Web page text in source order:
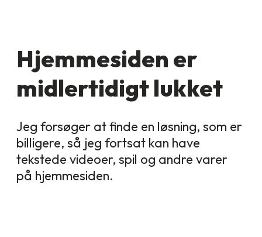
Hjemmesiden er
midlertidigt lukket
Jeg forsøger at finde en løsning, som er
billigere, så jeg fortsat kan have
tekstede videoer, spil og andre varer
på hjemmesiden.